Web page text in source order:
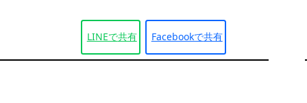
LINEで共有 Facebookで共有